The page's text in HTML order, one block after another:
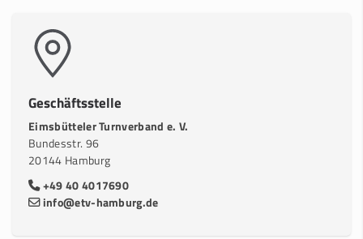
Geschäftsstelle
Eimsbütteler Turnverband e. V.
Bundesstr. 96
20144 Hamburg
+49 40 4017690
info@etv-hamburg.de